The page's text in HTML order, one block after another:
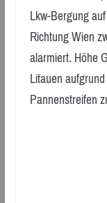
Lkw-Bergung
Richtung Wien
alarmiert. Höhe
Litauen
Pannenstreifen